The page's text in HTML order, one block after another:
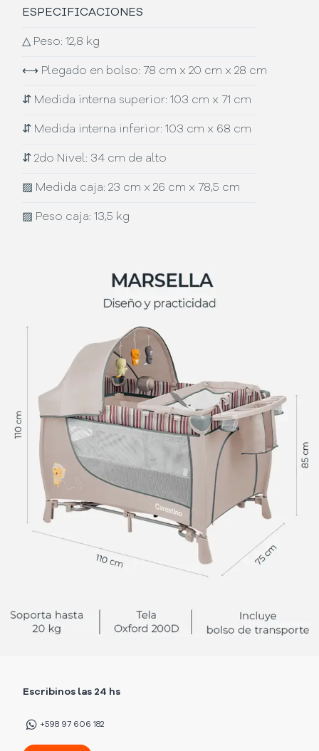
ESPECIFICACIONES
△ Peso: 12,8 kg
⟷ Plegado en bolso: 78 cm x 20 cm x 28 cm
⇵ Medida interna superior: 103 cm x 71 cm
⇵ Medida interna inferior: 103 cm x 68 cm
⇵2do Nivel: 34 cm de alto
▨ Medida caja: 23 cm x 26 cm x 78,5 cm
▨ Peso caja: 13,5 kg
Escribinos las 24 hs
+598 97 606 182